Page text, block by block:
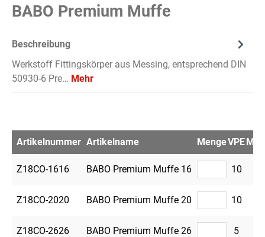
BABO Premium Muffe
Beschreibung
Werkstoff Fittingskörper aus Messing, entsprechend DIN
50930-6 Pre… Mehr
Artikelnummer Artikelname MengeVPE
Z18CO-1616 BABO Premium Muffe 16 10
Z18CO-2020 BABO Premium Muffe 20 10
Z18CO-2626 BABO Premium Muffe 26 5